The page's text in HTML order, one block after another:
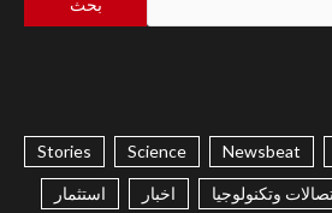
Newsbeat
Science
Stories
وتكنولوجيا اخبار استثمار